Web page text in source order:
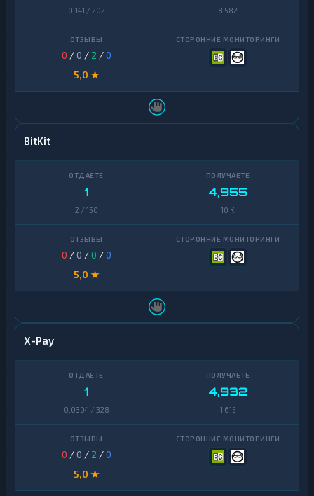
0,141 / 202 8 582
0 / 0 / 2 /0
5,0 ★
BitKit
1
2 / 150
4,955
10 K
0 / 0 /0 /0
5,0 ★
X-Pay
1
0,0304 / 328
4,932
1 615
0 / 0 / 2 /0
5,0 ★